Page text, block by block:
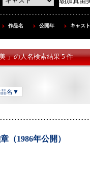
作品名 公開年 キャスト
」の人名検索結果 5 件
名▼
（1986年公開）